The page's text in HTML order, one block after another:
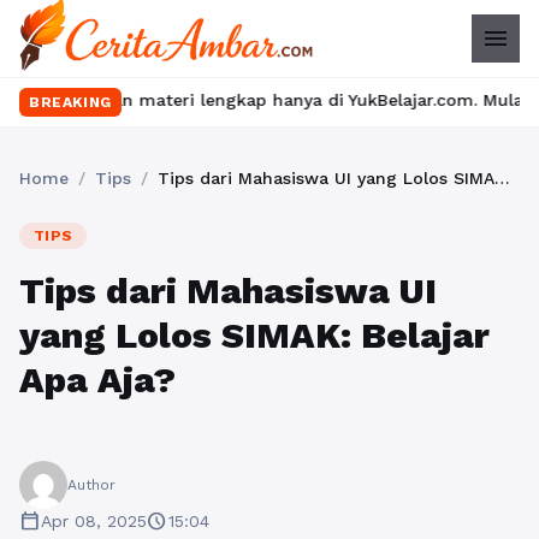
menu
BREAKING
lengkap hanya di YukBelajar.com. Mulai langkah
Home / Tips / Tips dari Mahasiswa UI yang Lolos SIMAK: Belajar Apa Aja?
TIPS
Tips dari Mahasiswa UI
yang Lolos SIMAK: Belajar
Apa Aja?
Author
calendar_todayApr 08, 2025schedule15:04